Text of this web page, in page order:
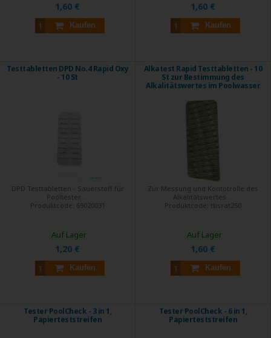
1,60 €
Kaufen
1,60 €
Kaufen
Testtabletten DPD No.4 Rapid Oxy
- 10 St
DPD Testtabletten - Sauerstoff für
Pooltester. ...
Produktcode: 69020031
1,20 €
Kaufen
Auf Lager
Alkatest Rapid Testtabletten - 10
St zur Bestimmung des
Alkalitätswertes im Poolwasser
Zur Messung und Kontotrolle des
Alkalitätswertes ...
Produktcode: tbsrat250
1,60 €
Kaufen
Auf Lager
Tester PoolCheck - 3 in 1,
Papierteststreifen
Tester PoolCheck - 6 in 1,
Papierteststreifen